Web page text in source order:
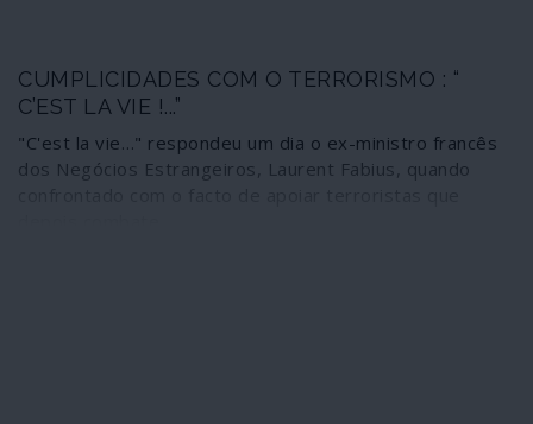
CUMPLICIDADES COM O TERRORISMO : “
C’EST LA VIE !...”
"C'est la vie…" respondeu um dia o ex-ministro francês
dos Negócios Estrangeiros, Laurent Fabius, quando